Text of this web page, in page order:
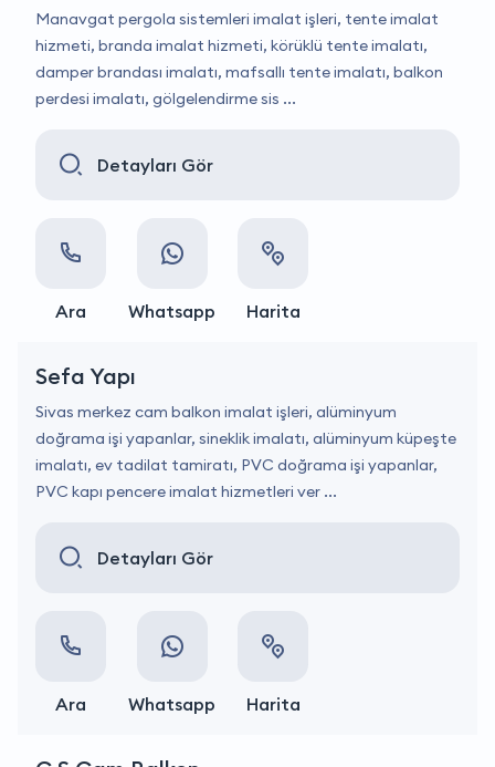
Manavgat pergola sistemleri imalat işleri, tente imalat
hizmeti, branda imalat hizmeti, körüklü tente imalatı,
damper brandası imalatı, mafsallı tente imalatı, balkon
perdesi imalatı, gölgelendirme sis ...
Detayları Gör
Ara Whatsapp Harita
Sefa Yapı
Sivas merkez cam balkon imalat işleri, alüminyum
doğrama işi yapanlar, sineklik imalatı, alüminyum küpeşte
imalatı, ev tadilat tamiratı, PVC doğrama işi yapanlar,
PVC kapı pencere imalat hizmetleri ver ...
Detayları Gör
Ara Whatsapp Harita